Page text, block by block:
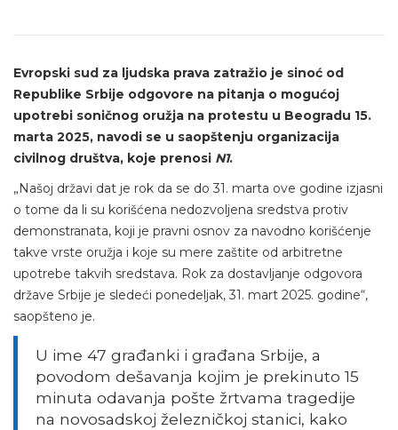
Evropski sud za ljudska prava zatražio je sinoć od
Republike Srbije odgovore na pitanja o mogućoj
upotrebi soničnog oružja na protestu u Beogradu 15.
marta 2025, navodi se u saopštenju organizacija
civilnog društva, koje prenosi N1.
„Našoj državi dat je rok da se do 31. marta ove godine izjasni
o tome da li su korišćena nedozvoljena sredstva protiv
demonstranata, koji je pravni osnov za navodno korišćenje
takve vrste oružja i koje su mere zaštite od arbitretne
upotrebe takvih sredstava. Rok za dostavljanje odgovora
države Srbije je sledeći ponedeljak, 31. mart 2025. godine“,
saopšteno je.
U ime 47 građanki i građana Srbije, a
povodom dešavanja kojim je prekinuto 15
minuta odavanja pošte žrtvama tragedije
na novosadskoj železničkoj stanici, kako